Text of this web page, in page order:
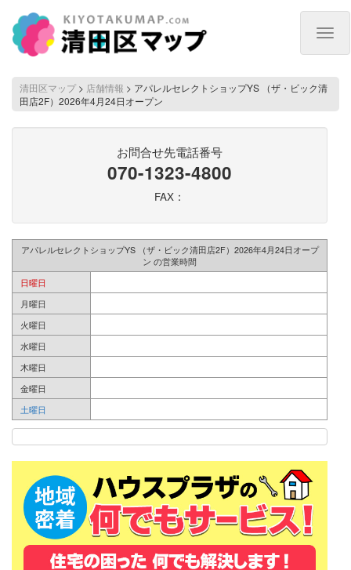
清田区マップ > 店舗情報 > アパレルセレクトショップYS （ザ・ビック清
田店2F）2026年4月24日オープン
お問合せ先電話番号
070-1323-4800
FAX：
アパレルセレクトショップYS （ザ・ビック清田店2F）2026年4月24日オープ
ン の営業時間
日曜日
月曜日
火曜日
水曜日
木曜日
金曜日
土曜日